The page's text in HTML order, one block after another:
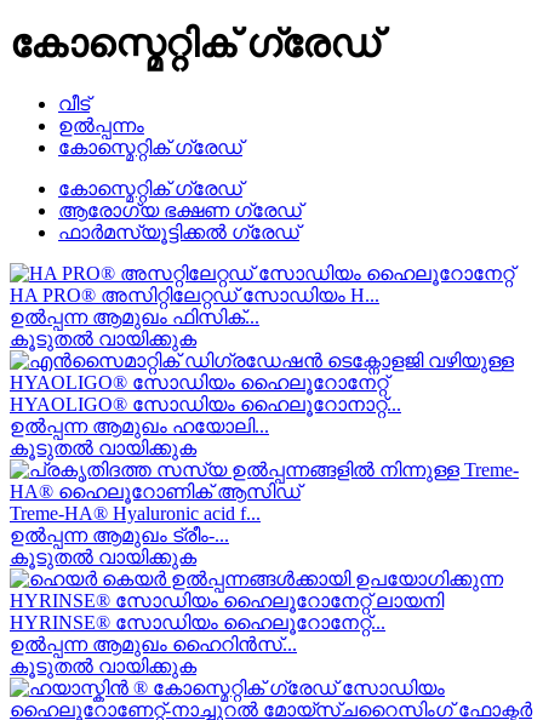
കോസ്മെറ്റിക് ഗ്രേഡ്
വീട്
ഉൽപ്പന്നം
കോസ്മെറ്റിക് ഗ്രേഡ്
കോസ്മെറ്റിക് ഗ്രേഡ്
ആരോഗ്യ ഭക്ഷണ ഗ്രേഡ്
ഫാർമസ്യൂട്ടിക്കൽ ഗ്രേഡ്
HA PRO® അസിറ്റിലേറ്റഡ് സോഡിയം H...
ഉൽപ്പന്ന ആമുഖം ഫിസിക്...
കൂടുതൽ വായിക്കുക
HYAOLIGO® സോഡിയം ഹൈലൂറോനാറ്റ്...
ഉൽപ്പന്ന ആമുഖം ഹയോലി...
കൂടുതൽ വായിക്കുക
Treme-HA® Hyaluronic acid f...
ഉൽപ്പന്ന ആമുഖം ട്രീം-...
കൂടുതൽ വായിക്കുക
HYRINSE® സോഡിയം ഹൈലൂറോനേറ്റ്...
ഉൽപ്പന്ന ആമുഖം ഹൈറിൻസ്...
കൂടുതൽ വായിക്കുക